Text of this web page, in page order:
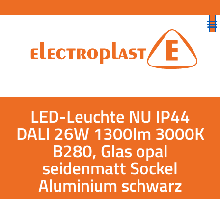
LED-Leuchte NU IP44
DALI 26W 1300lm 3000K
B280, Glas opal
seidenmatt Sockel
Aluminium schwarz